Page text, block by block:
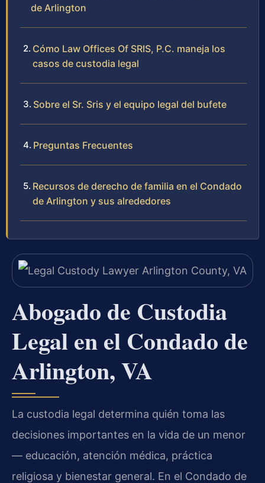
de Arlington
Cómo Law Offices Of SRIS, P.C. maneja los
casos de custodia legal
Sobre el Sr. Sris y el equipo legal del bufete
Preguntas Frecuentes
Recursos de derecho de familia en el Condado
de Arlington y sus alrededores
Abogado de Custodia
Legal en el Condado de
Arlington, VA
La custodia legal determina quién toma las
decisiones importantes en la vida de un menor
— educación, atención médica, práctica
religiosa y bienestar general. En el Condado de